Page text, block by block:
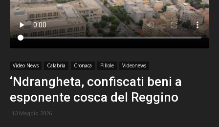
Video News Calabria Cronaca Pillole Videonews
‘Ndrangheta, confiscati beni a
esponente cosca del Reggino
13 Maggio 2026